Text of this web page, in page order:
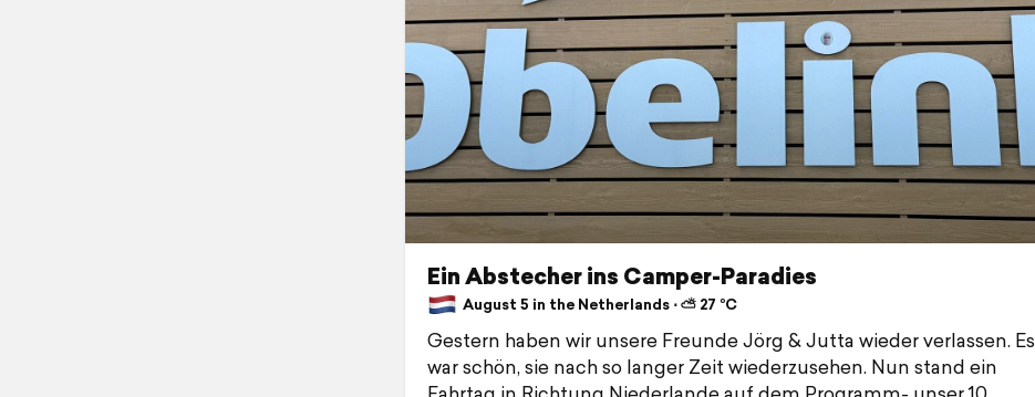
Ein Abstecher ins Camper-Paradies
August 5 in the Netherlands ⋅ ⛅ 27 °C
Gestern haben wir unsere Freunde Jörg & Jutta wieder verlassen. Es
war schön, sie nach so langer Zeit wiederzusehen. Nun stand ein